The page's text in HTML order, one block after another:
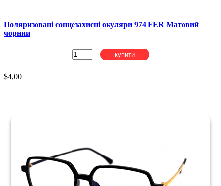
Поляризовані сонцезахисні окуляри 974 FER Матовий
чорний
купити
$4,00